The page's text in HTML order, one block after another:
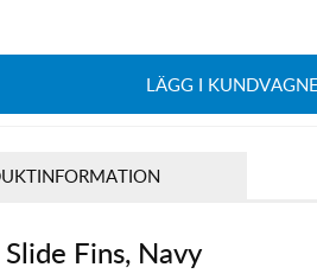
LÄGG I
Fins, Navy